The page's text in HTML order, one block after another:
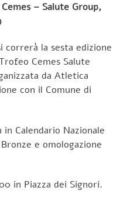
– Salute Group,
correrà la sesta edizione
Cemes Salute
da Atletica
con il Comune di
Calendario Nazionale
e omologazione
in Piazza dei Signori.